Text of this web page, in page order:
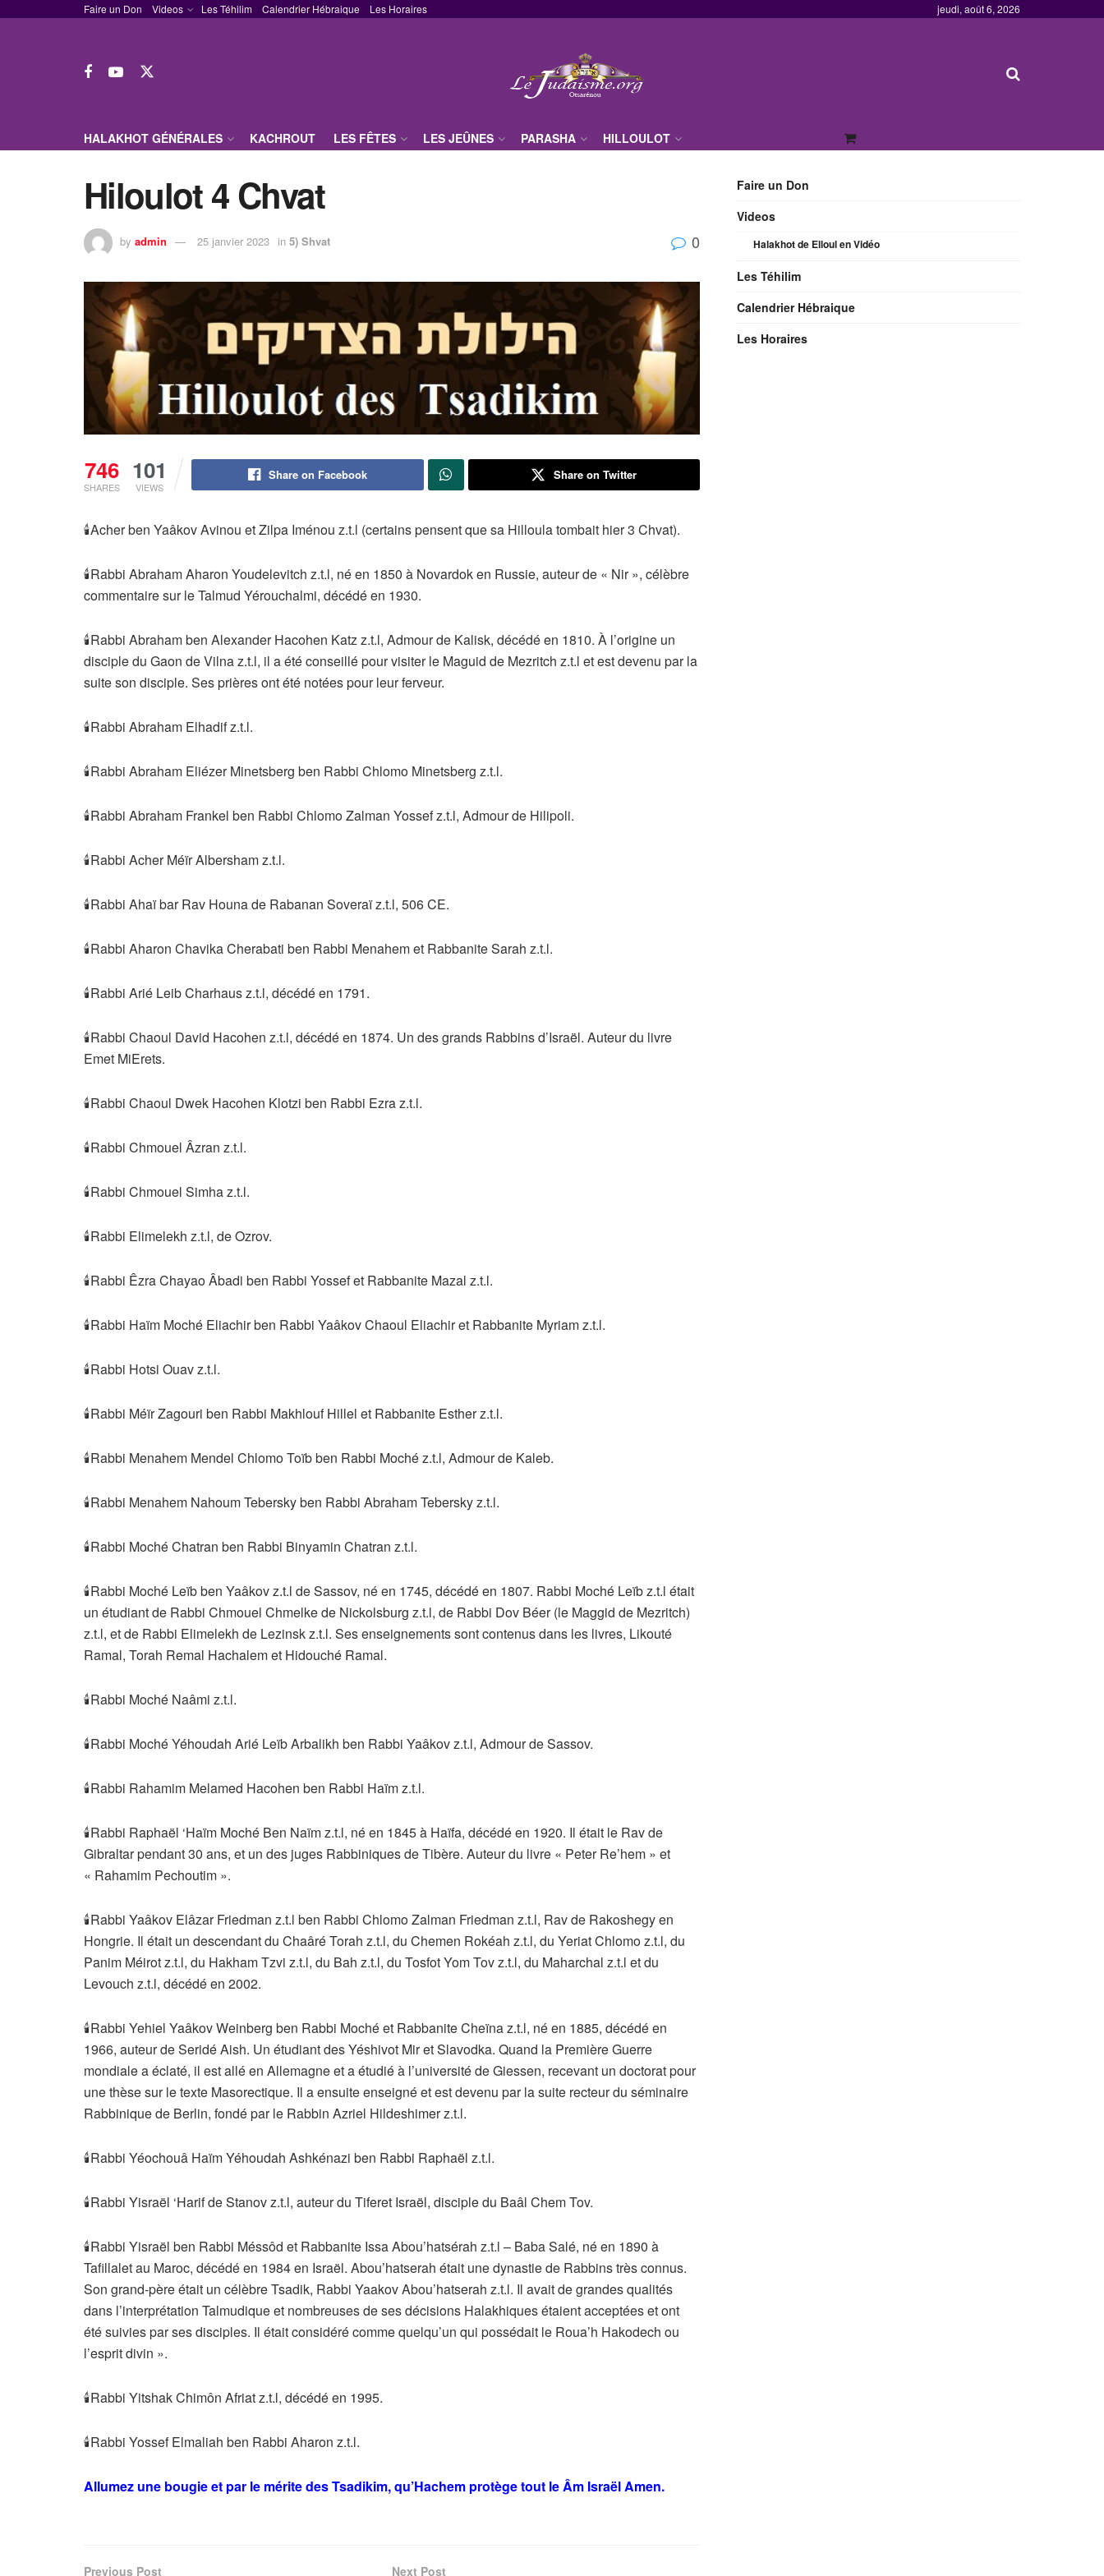
Faire un Don Videos Les Téhilim Calendrier Hébraique Les Horaires jeudi, août 6, 2026
HALAKHOT GÉNÉRALES KACHROUT LES FÊTES LES JEÛNES PARASHA HILLOULOT
Hiloulot 4 Chvat
by admin 25 janvier 2023 in 5) Shvat 0
746
SHARES
101
VIEWS
Share on Facebook Share on Twitter
🕯Acher ben Yaâkov Avinou et Zilpa Iménou z.t.l (certains pensent que sa Hilloula tombait hier 3 Chvat).
🕯Rabbi Abraham Aharon Youdelevitch z.t.l, né en 1850 à Novardok en Russie, auteur de « Nir », célèbre
commentaire sur le Talmud Yérouchalmi, décédé en 1930.
🕯Rabbi Abraham ben Alexander Hacohen Katz z.t.l, Admour de Kalisk, décédé en 1810. À l’origine un
disciple du Gaon de Vilna z.t.l, il a été conseillé pour visiter le Maguid de Mezritch z.t.l et est devenu par la
suite son disciple. Ses prières ont été notées pour leur ferveur.
🕯Rabbi Abraham Elhadif z.t.l.
🕯Rabbi Abraham Eliézer Minetsberg ben Rabbi Chlomo Minetsberg z.t.l.
🕯Rabbi Abraham Frankel ben Rabbi Chlomo Zalman Yossef z.t.l, Admour de Hilipoli.
🕯Rabbi Acher Méïr Albersham z.t.l.
🕯Rabbi Ahaï bar Rav Houna de Rabanan Soveraï z.t.l, 506 CE.
🕯Rabbi Aharon Chavika Cherabati ben Rabbi Menahem et Rabbanite Sarah z.t.l.
🕯Rabbi Arié Leib Charhaus z.t.l, décédé en 1791.
🕯Rabbi Chaoul David Hacohen z.t.l, décédé en 1874. Un des grands Rabbins d’Israël. Auteur du livre
Emet MiErets.
🕯Rabbi Chaoul Dwek Hacohen Klotzi ben Rabbi Ezra z.t.l.
🕯Rabbi Chmouel Âzran z.t.l.
🕯Rabbi Chmouel Simha z.t.l.
🕯Rabbi Elimelekh z.t.l, de Ozrov.
🕯Rabbi Êzra Chayao Âbadi ben Rabbi Yossef et Rabbanite Mazal z.t.l.
🕯Rabbi Haïm Moché Eliachir ben Rabbi Yaâkov Chaoul Eliachir et Rabbanite Myriam z.t.l.
🕯Rabbi Hotsi Ouav z.t.l.
🕯Rabbi Méïr Zagouri ben Rabbi Makhlouf Hillel et Rabbanite Esther z.t.l.
🕯Rabbi Menahem Mendel Chlomo Toïb ben Rabbi Moché z.t.l, Admour de Kaleb.
🕯Rabbi Menahem Nahoum Tebersky ben Rabbi Abraham Tebersky z.t.l.
🕯Rabbi Moché Chatran ben Rabbi Binyamin Chatran z.t.l.
🕯Rabbi Moché Leïb ben Yaâkov z.t.l de Sassov, né en 1745, décédé en 1807. Rabbi Moché Leïb z.t.l était
un étudiant de Rabbi Chmouel Chmelke de Nickolsburg z.t.l, de Rabbi Dov Béer (le Maggid de Mezritch)
z.t.l, et de Rabbi Elimelekh de Lezinsk z.t.l. Ses enseignements sont contenus dans les livres, Likouté
Ramal, Torah Remal Hachalem et Hidouché Ramal.
🕯Rabbi Moché Naâmi z.t.l.
🕯Rabbi Moché Yéhoudah Arié Leïb Arbalikh ben Rabbi Yaâkov z.t.l, Admour de Sassov.
🕯Rabbi Rahamim Melamed Hacohen ben Rabbi Haïm z.t.l.
🕯Rabbi Raphaël ‘Haïm Moché Ben Naïm z.t.l, né en 1845 à Haïfa, décédé en 1920. Il était le Rav de
Gibraltar pendant 30 ans, et un des juges Rabbiniques de Tibère. Auteur du livre « Peter Re’hem » et
« Rahamim Pechoutim ».
🕯Rabbi Yaâkov Elâzar Friedman z.t.l ben Rabbi Chlomo Zalman Friedman z.t.l, Rav de Rakoshegy en
Hongrie. Il était un descendant du Chaâré Torah z.t.l, du Chemen Rokéah z.t.l, du Yeriat Chlomo z.t.l, du
Panim Méirot z.t.l, du Hakham Tzvi z.t.l, du Bah z.t.l, du Tosfot Yom Tov z.t.l, du Maharchal z.t.l et du
Levouch z.t.l, décédé en 2002.
🕯Rabbi Yehiel Yaâkov Weinberg ben Rabbi Moché et Rabbanite Cheïna z.t.l, né en 1885, décédé en
1966, auteur de Seridé Aish. Un étudiant des Yéshivot Mir et Slavodka. Quand la Première Guerre
mondiale a éclaté, il est allé en Allemagne et a étudié à l’université de Giessen, recevant un doctorat pour
une thèse sur le texte Masorectique. Il a ensuite enseigné et est devenu par la suite recteur du séminaire
Rabbinique de Berlin, fondé par le Rabbin Azriel Hildeshimer z.t.l.
🕯Rabbi Yéochouâ Haïm Yéhoudah Ashkénazi ben Rabbi Raphaël z.t.l.
🕯Rabbi Yisraël ‘Harif de Stanov z.t.l, auteur du Tiferet Israël, disciple du Baâl Chem Tov.
🕯Rabbi Yisraël ben Rabbi Méssôd et Rabbanite Issa Abou’hatsérah z.t.l – Baba Salé, né en 1890 à
Tafillalet au Maroc, décédé en 1984 en Israël. Abou’hatserah était une dynastie de Rabbins très connus.
Son grand-père était un célèbre Tsadik, Rabbi Yaakov Abou’hatserah z.t.l. Il avait de grandes qualités
dans l’interprétation Talmudique et nombreuses de ses décisions Halakhiques étaient acceptées et ont
été suivies par ses disciples. Il était considéré comme quelqu’un qui possédait le Roua’h Hakodech ou
l’esprit divin ».
🕯Rabbi Yitshak Chimôn Afriat z.t.l, décédé en 1995.
🕯Rabbi Yossef Elmaliah ben Rabbi Aharon z.t.l.
Allumez une bougie et par le mérite des Tsadikim, qu’Hachem protège tout le Âm Israël Amen.
Previous Post Next Post
Faire un Don
Videos
Halakhot de Elloul en Vidéo
Les Téhilim
Calendrier Hébraique
Les Horaires